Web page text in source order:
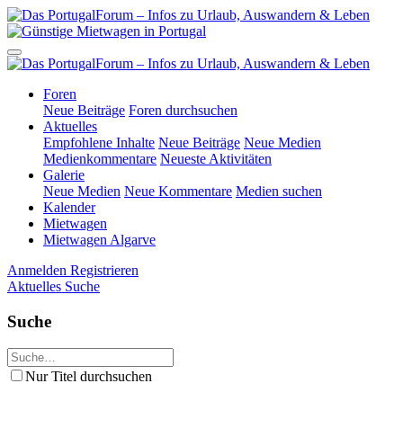
Foren
Neue Beiträge Foren durchsuchen
Aktuelles
Empfohlene Inhalte Neue Beiträge Neue Medien
Medienkommentare Neueste Aktivitäten
Galerie
Neue Medien Neue Kommentare Medien suchen
Kalender
Mietwagen
Mietwagen Algarve
Anmelden Registrieren
Aktuelles Suche
Suche
Nur Titel durchsuchen